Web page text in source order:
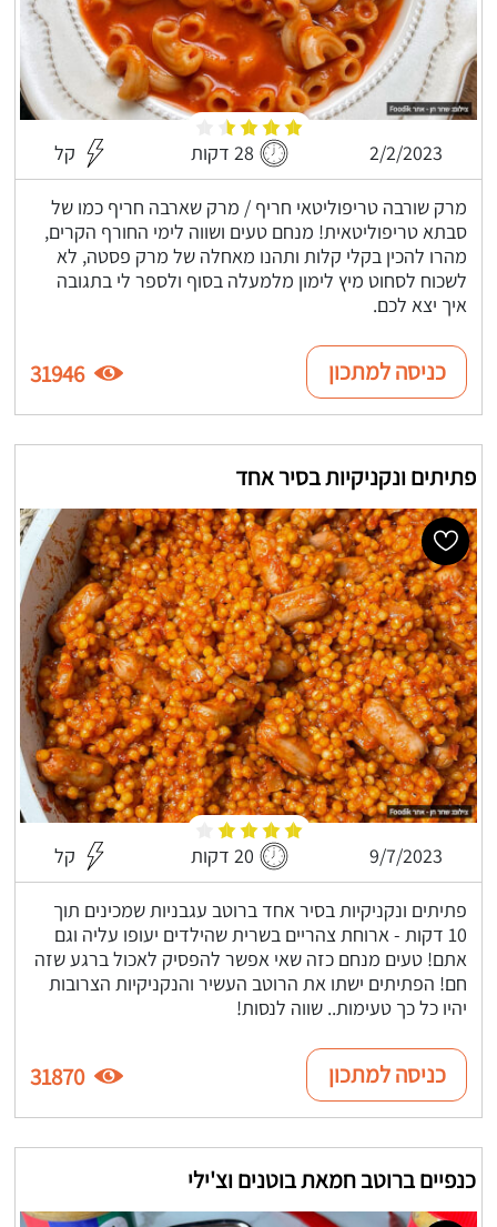
2/2/2023 28 דקות קל
מרק שורבה טריפוליטאי חריף / מרק שארבה חריף כמו של
סבתא טריפוליטאית! מנחם טעים ושווה לימי החורף הקרים,
מהרו להכין בקלי קלות ותהנו מאחלה של מרק פסטה, לא
לשכוח לסחוט מיץ לימון מלמעלה בסוף ולספר לי בתגובה
איך יצא לכם.
כניסה למתכון 31946
פתיתים ונקניקיות בסיר אחד
9/7/2023 20 דקות קל
פתיתים ונקניקיות בסיר אחד ברוטב עגבניות שמכינים תוך
10 דקות - ארוחת צהריים בשרית שהילדים יעופו עליה וגם
אתם! טעים מנחם כזה שאי אפשר להפסיק לאכול ברגע שזה
חם! הפתיתים ישתו את הרוטב העשיר והנקניקיות הצרובות
יהיו כל כך טעימות.. שווה לנסות!
כניסה למתכון 31870
כנפיים ברוטב חמאת בוטנים וצ'ילי